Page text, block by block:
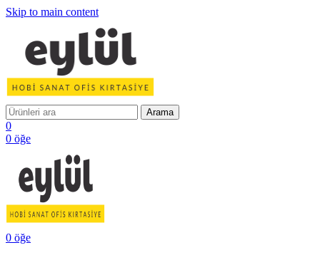
Skip to main content
Arama
0
0 öğe
0 öğe